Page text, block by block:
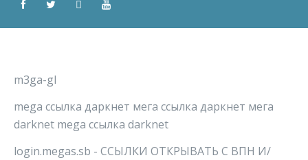
m3ga-gl
mega ссылка даркнет мега ссылка даркнет мега
darknet mega ссылка darknet
login.megas.sb - ССЫЛКИ ОТКРЫВАТЬ С ВПН И/